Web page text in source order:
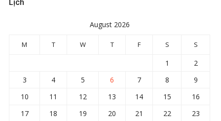
Lịch
August 2026
M T W T F S S
1
2
3
4 5 6 7 8
9
10
11 12 13 14 15
16
17
18 19 20 21 22
23